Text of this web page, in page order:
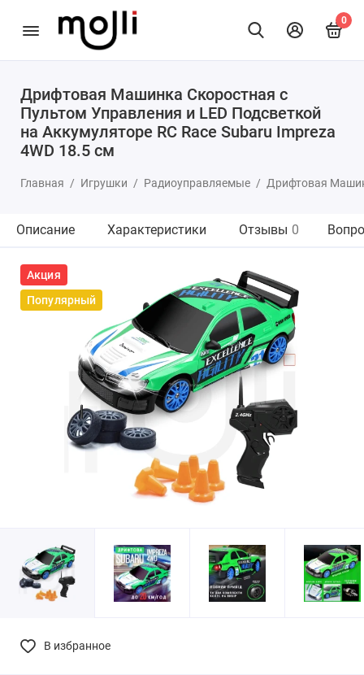
0
Дрифтовая Машинка Скоростная с
Пультом Управления и LED Подсветкой
на Аккумуляторе RC Race Subaru Impreza
4WD 18.5 см
Главная Игрушки Радиоуправляемые Дрифтовая
Описание Характеристики Отзывы 0
Акция
Популярный
В избранное